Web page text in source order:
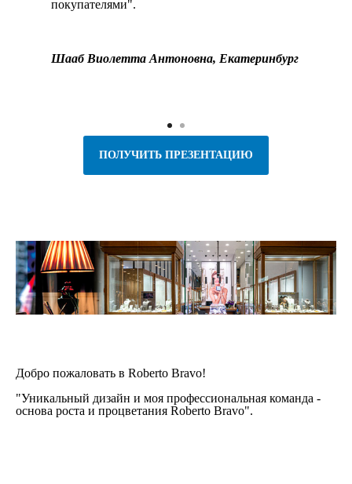
покупателями".
Шааб Виолетта Антоновна, Екатеринбург
ПОЛУЧИТЬ ПРЕЗЕНТАЦИЮ
Добро пожаловать в Roberto Bravo!
"Уникальный дизайн и моя профессиональная команда -
основа роста и процветания Roberto Bravo".